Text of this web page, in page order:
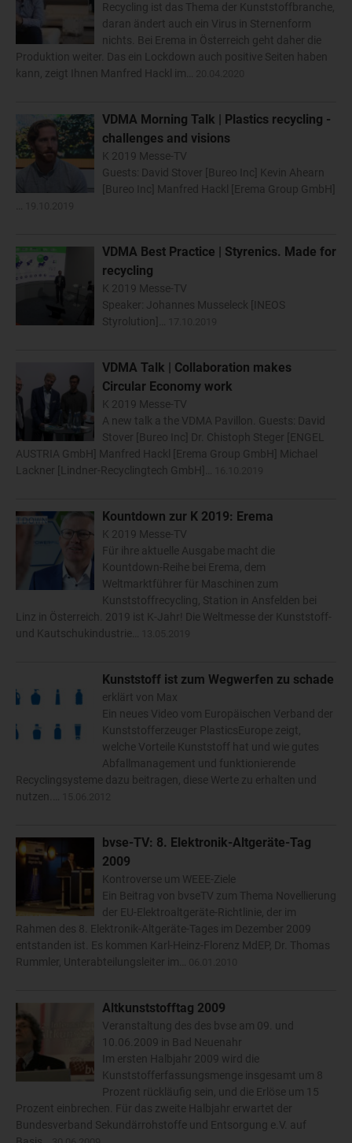
Recycling ist das Thema der Kunststoffbranche,
daran ändert auch ein Virus in Sternenform
nichts. Bei Erema in Österreich geht daher die
Produktion weiter. Das ein Lockdown auch positive Seiten haben
kann, zeigt Ihnen Manfred Hackl im…
VDMA Morning Talk | Plastics recycling -
challenges and visions
K 2019 Messe-TV
Guests: David Stover [Bureo Inc] Kevin Ahearn
[Bureo Inc] Manfred Hackl [Erema Group GmbH]
VDMA Best Practice | Styrenics. Made for
recycling
K 2019 Messe-TV
Speaker: Johannes Musseleck [INEOS
Styrolution]…
VDMA Talk | Collaboration makes
Circular Economy work
K 2019 Messe-TV
A new talk a the VDMA Pavillon. Guests: David
Stover [Bureo Inc] Dr. Chistoph Steger [ENGEL
AUSTRIA GmbH] Manfred Hackl [Erema Group GmbH] Michael
Lackner [Lindner-Recyclingtech GmbH]…
Kountdown zur K 2019: Erema
K 2019 Messe-TV
Für ihre aktuelle Ausgabe macht die
Kountdown-Reihe bei Erema, dem
Weltmarktführer für Maschinen zum
Kunststoffrecycling, Station in Ansfelden bei
Linz in Österreich. 2019 ist K-Jahr! Die Weltmesse der Kunststoff-
und Kautschukindustrie…
Kunststoff ist zum Wegwerfen zu schade
erklärt von Max
Ein neues Video vom Europäischen Verband der
Kunststofferzeuger PlasticsEurope zeigt,
welche Vorteile Kunststoff hat und wie gutes
Abfallmanagement und funktionierende
Recyclingsysteme dazu beitragen, diese Werte zu erhalten und
nutzen.…
bvse-TV: 8. Elektronik-Altgeräte-Tag
2009
Kontroverse um WEEE-Ziele
Ein Beitrag von bvseTV zum Thema Novellierung
der EU-Elektroaltgeräte-Richtlinie, der im
Rahmen des 8. Elektronik-Altgeräte-Tages im Dezember 2009
entstanden ist. Es kommen Karl-Heinz-Florenz MdEP, Dr. Thomas
Rummler, Unterabteilungsleiter im…
Altkunststofftag 2009
Veranstaltung des des bvse am 09. und
10.06.2009 in Bad Neuenahr
Im ersten Halbjahr 2009 wird die
Kunststofferfassungsmenge insgesamt um 8
Prozent rückläufig sein, und die Erlöse um 15
Prozent einbrechen. Für das zweite Halbjahr erwartet der
Bundesverband Sekundärrohstoffe und Entsorgung e.V. auf